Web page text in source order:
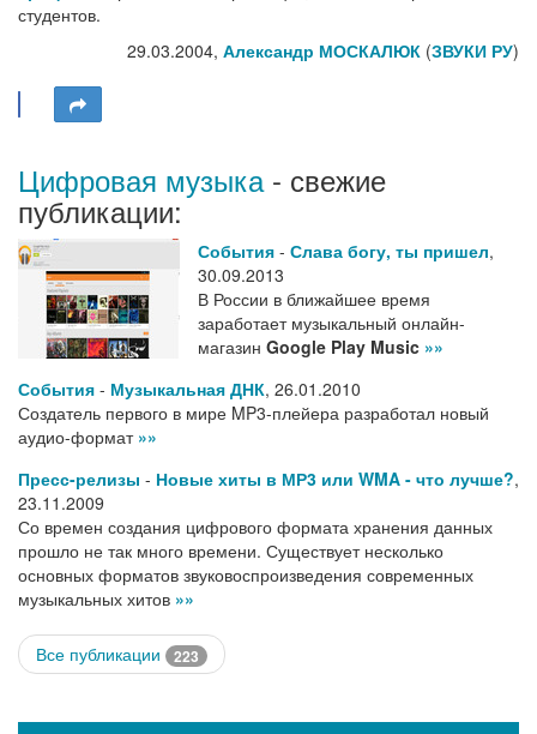
студентов.
29.03.2004, Александр МОСКАЛЮК (ЗВУКИ РУ)
Цифровая музыка- свежие
публикации:
События - Слава богу, ты пришел,
30.09.2013
В России в ближайшее время
заработает музыкальный онлайн-
магазин Google Play Music »»
События - Музыкальная ДНК, 26.01.2010
Создатель первого в мире MP3-плейера разработал новый
аудио-формат »»
Пресс-релизы - Новые хиты в МР3 или WMA - что лучше?,
23.11.2009
Со времен создания цифрового формата хранения данных
прошло не так много времени. Существует несколько
основных форматов звуковоспроизведения современных
музыкальных хитов »»
Все публикации 223